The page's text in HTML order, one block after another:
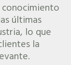
últimas
lo que
la